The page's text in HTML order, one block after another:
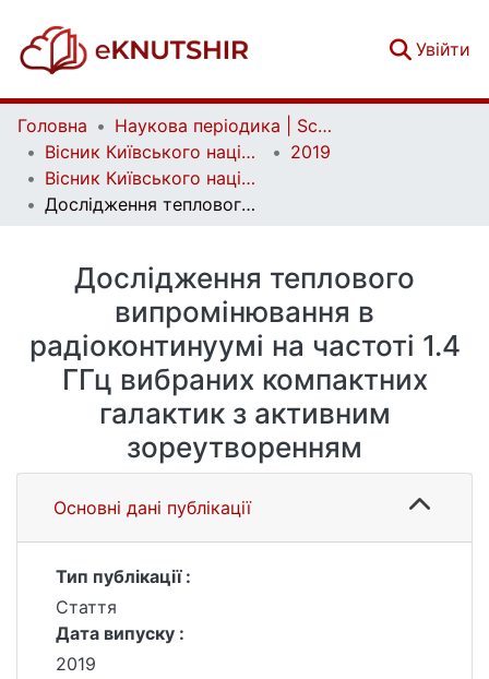
Увійти
Головна
Наукова періодика | Scientific periodicals
Вісник Київського національного університету імені Тараса Шевченка. Астрономія | Bulletin of Taras Shevchenko National University of Kyiv. Astronomy
2019
Вісник Київського національного університету імені Тараса Шевченка. Астрономія. Вип. 1(59)
Дослідження теплового випромінювання в радіоконтинуумі на частоті 1.4 ГГц вибраних компактних галактик з активним зореутворенням
Дослідження теплового
випромінювання в
радіоконтинуумі на частоті 1.4
ГГц вибраних компактних
галактик з активним
зореутворенням
Основні дані публікації
Тип публікації :
Стаття
Дата випуску :
2019